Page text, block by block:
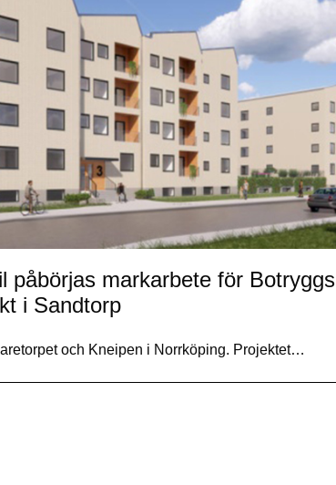
påbörjas markarbete för Botryggs
i Sandtorp
och Kneipen i Norrköping. Projektet…